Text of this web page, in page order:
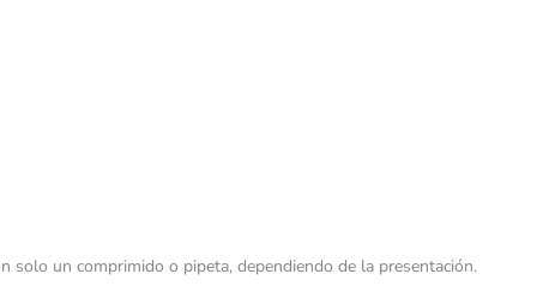
solo un comprimido o pipeta, dependiendo de la presentación.